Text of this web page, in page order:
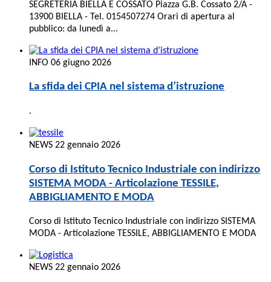
SEGRETERIA BIELLA E COSSATO Piazza G.B. Cossato 2/A -
13900 BIELLA - Tel. 0154507274 Orari di apertura al
pubblico: da lunedì a...
INFO 06 giugno 2026
La sfida dei CPIA nel sistema d’istruzione
.
NEWS 22 gennaio 2026
Corso di Istituto Tecnico Industriale con indirizzo
SISTEMA MODA - Articolazione TESSILE,
ABBIGLIAMENTO E MODA
Corso di Istituto Tecnico Industriale con indirizzo SISTEMA
MODA - Articolazione TESSILE, ABBIGLIAMENTO E MODA
NEWS 22 gennaio 2026